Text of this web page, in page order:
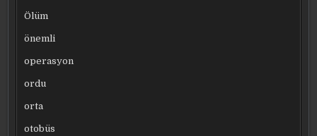
Ölüm
önemli
operasyon
ordu
orta
otobüs